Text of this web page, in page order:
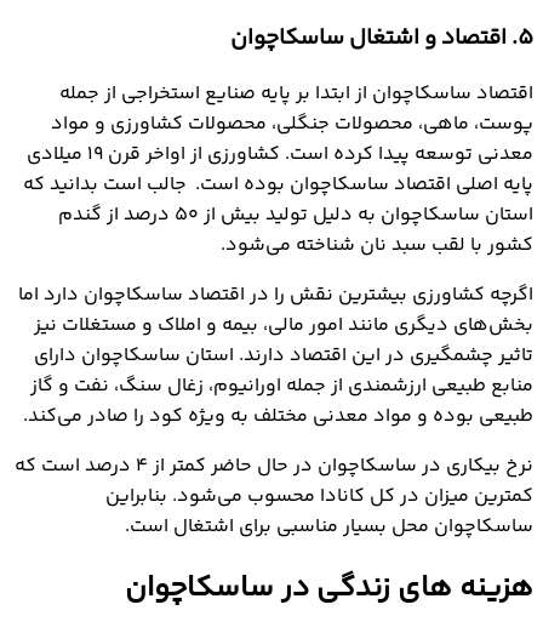
5. اقتصاد و اشتغال ساسکاچوان
اقتصاد ساسکاچوان از ابتدا بر پایه صنایع استخراجی از جمله
پوست، ماهی، محصولات جنگلی، محصولات کشاورزی و مواد
معدنی توسعه پیدا کرده است. کشاورزی از اواخر قرن ۱۹ میلادی
پایه اصلی اقتصاد ساسکاچوان بوده است. جالب است بدانید که
استان ساسکاچوان به دلیل تولید بیش از ۵۰ درصد از گندم
کشور با لقب سبد نان شناخته می‌شود.
اگرچه کشاورزی بیشترین نقش را در اقتصاد ساسکاچوان دارد اما
بخش‌های دیگری مانند امور مالی، بیمه و املاک و مستغلات نیز
تاثیر چشمگیری در این اقتصاد دارند. استان ساسکاچوان دارای
منابع طبیعی ارزشمندی از جمله اورانیوم، زغال سنگ، نفت و گاز
طبیعی بوده و مواد معدنی مختلف به ویژه کود را صادر می‌کند.
نرخ بیکاری در ساسکاچوان در حال حاضر کمتر از ۴ درصد است که
کمترین میزان در کل کانادا محسوب می‌شود. بنابراین
ساسکاچوان محل بسیار مناسبی برای اشتغال است.
هزینه های زندگی در ساسکاچوان